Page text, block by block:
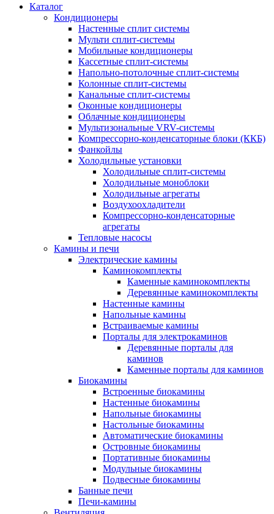
Каталог
Кондиционеры
Настенные сплит системы
Мульти сплит-системы
Мобильные кондиционеры
Кассетные сплит-системы
Напольно-потолочные сплит-системы
Колонные сплит-системы
Канальные сплит-системы
Оконные кондиционеры
Облачные кондиционеры
Мультизональные VRV-системы
Компрессорно-конденсаторные блоки (ККБ)
Фанкойлы
Холодильные установки
Холодильные сплит-системы
Холодильные моноблоки
Холодильные агрегаты
Воздухоохладители
Компрессорно-конденсаторные
агрегаты
Тепловые насосы
Камины и печи
Электрические камины
Каминокомплекты
Каменные каминокомплекты
Деревянные каминокомплекты
Настенные камины
Напольные камины
Встраиваемые камины
Порталы для электрокаминов
Деревянные порталы для
каминов
Каменные порталы для каминов
Биокамины
Встроенные биокамины
Настенные биокамины
Напольные биокамины
Настольные биокамины
Автоматические биокамины
Островные биокамины
Портативные биокамины
Модульные биокамины
Подвесные биокамины
Банные печи
Печи-камины